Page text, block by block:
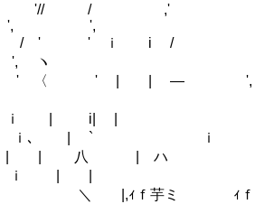
/ ,'
',
ｉ i /
' | | ― ',
i| |
､ | ` ｉ
| ハ
ｉ | |
ｆ芋ミ ｨｆ